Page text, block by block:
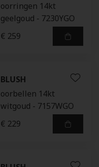
oorringen 14kt
geelgoud - 7230YGO
€ 259
BLUSH
oorbellen 14kt
witgoud - 7157WGO
€ 229